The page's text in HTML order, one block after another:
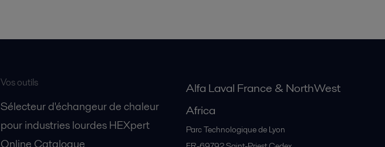
Vos outils
Sélecteur d'échangeur de chaleur
pour industries lourdes HEXpert
Online Catalogue
Alfa Laval France & NorthWest
Africa
Parc Technologique de Lyon